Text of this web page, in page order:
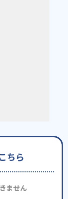
ちら
ません